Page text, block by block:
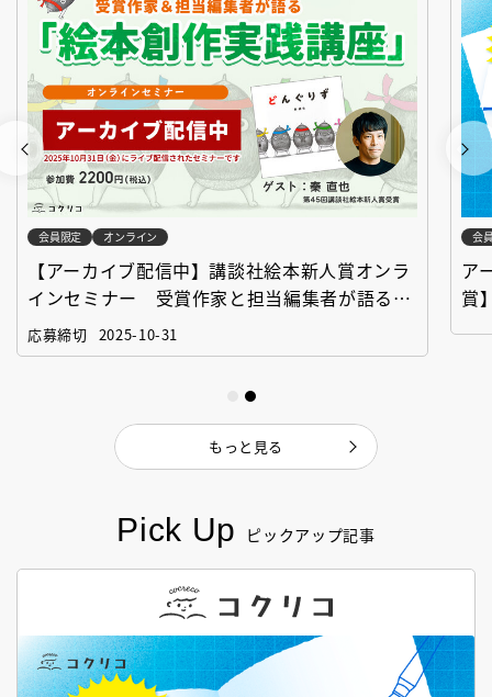
Pick Up ピックアップ記事
会員限定 オンライン
【アーカイブ配信中】講談社絵本新人賞オンラ
インセミナー 受賞作家と担当編集者が語る
「絵本創作実践講座」
応募締切 2025-10-31
会
ア
賞
もっと見る